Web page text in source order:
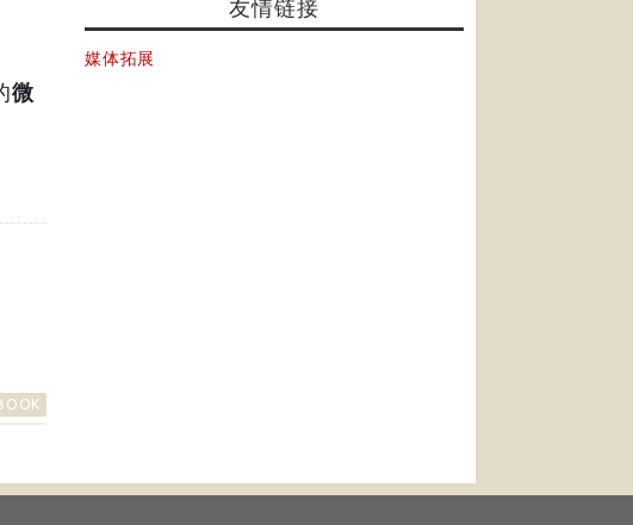
微
友情链接
媒体拓展